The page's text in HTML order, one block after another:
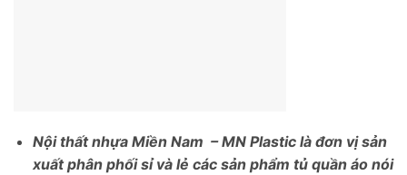
Nội thất nhựa Miền Nam – MN Plastic là đơn vị sản
xuất phân phối sỉ và lẻ các sản phẩm tủ quần áo nói